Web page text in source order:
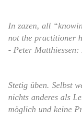
In zazen, all
not the practitioner
- Peter
Stetig üben. Selbst
nichts anderes als
möglich und keine